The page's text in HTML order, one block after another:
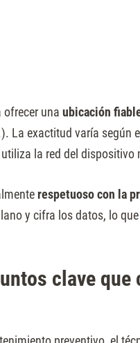
una ubicación
La exactitud varía según
la red del dispositivo
respetuoso con la
y cifra los datos, lo
clave